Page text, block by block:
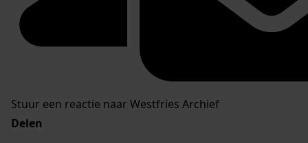
Stuur een reactie naar Westfries Archief
Delen